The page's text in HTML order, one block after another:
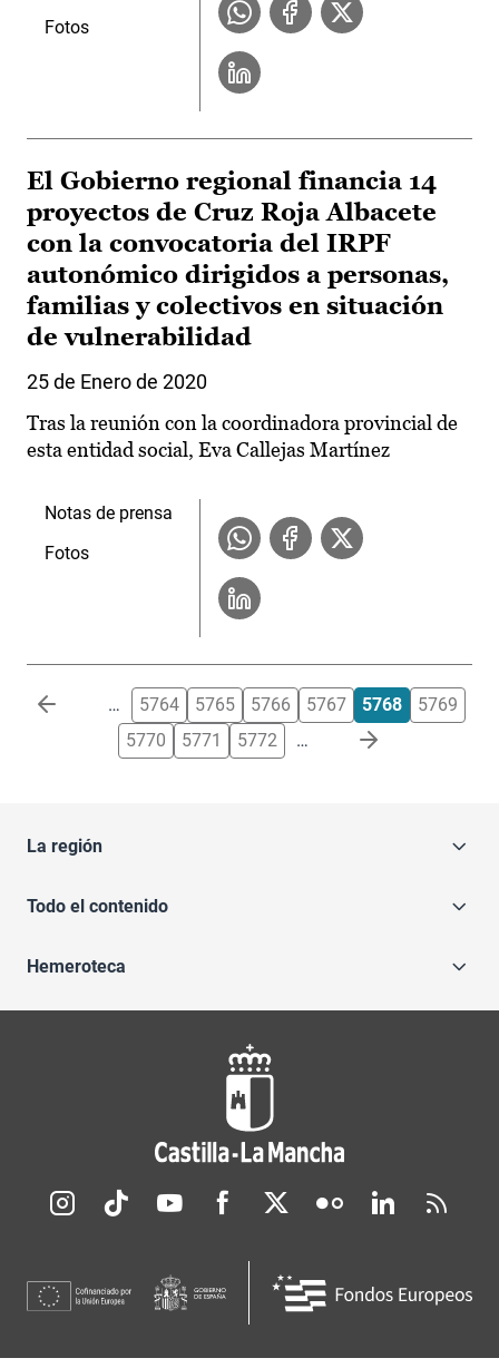
Fotos
El Gobierno regional financia 14
proyectos de Cruz Roja Albacete
con la convocatoria del IRPF
autonómico dirigidos a personas,
familias y colectivos en situación
de vulnerabilidad
25 de Enero de 2020
Tras la reunión con la coordinadora provincial de
esta entidad social, Eva Callejas Martínez
Notas de prensa
Fotos
Paginación … 5764 5765 5766 5767 5768
5769
5770
5771 5772 …
La región
Todo el contenido
Hemeroteca
Redes sociales JCCM